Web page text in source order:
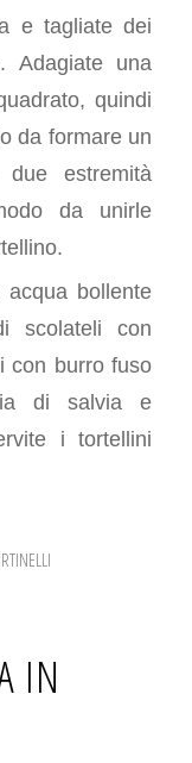
e tagliate dei
Adagiate una
quindi
da formare un
estremità
da unirle
bollente
scolateli con
con burro fuso
di salvia e
i tortellini
IN